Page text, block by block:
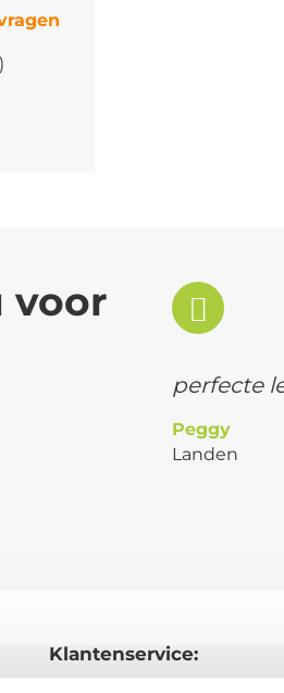
voor
perfecte
Peggy
Landen
Klantenservice: